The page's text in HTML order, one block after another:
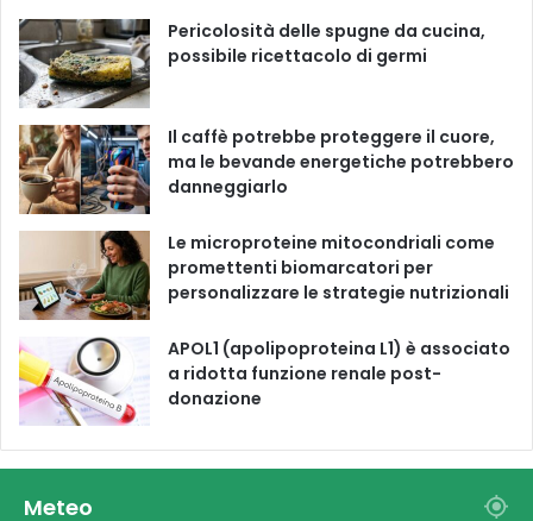
o
k
e
r
a
Pericolosità delle spugne da cucina,
possibile ricettacolo di germi
Il caffè potrebbe proteggere il cuore,
ma le bevande energetiche potrebbero
danneggiarlo
Le microproteine ​​mitocondriali come
promettenti biomarcatori per
personalizzare le strategie nutrizionali
APOL1 (apolipoproteina L1) è associato
a ridotta funzione renale post-
donazione
Meteo